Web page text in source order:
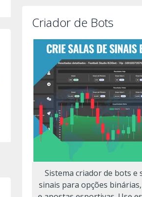
Criador de Bots
Sistema criador de bots e
sinais para opções